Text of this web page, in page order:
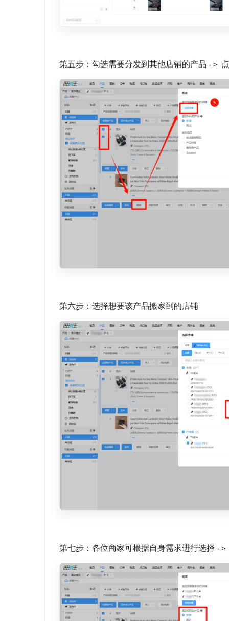
第五步：勾选需要分发到其他店铺的产品 -＞
第六步：选择想要该产品搬家到的店铺
第七步：各位商家可根据自身需求进行选择 -